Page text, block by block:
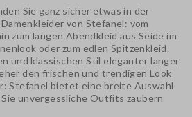
Sie ganz sicher etwas in der
von Stefanel: vom
zum langen Abendkleid aus Seide im
oder zum edlen Spitzenkleid.
und klassischen Stil eleganter langer
den frischen und trendigen Look
: Stefanel bietet eine breite Auswahl
unvergessliche Outfits zaubern